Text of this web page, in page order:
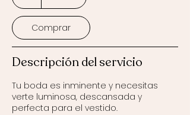
Comprar
Descripción del servicio
Tu boda es inminente y necesitas
verte luminosa, descansada y
perfecta para el vestido.